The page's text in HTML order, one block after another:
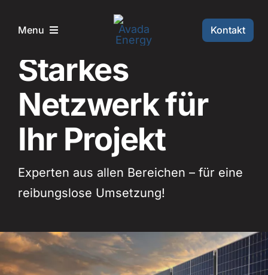
Menu
Home
Leistungen
Projekte
Über mich
Kontakt
Partnernetzwerk
Starkes
Netzwerk für
Ihr Projekt
Experten aus allen Bereichen – für eine
reibungslose Umsetzung!